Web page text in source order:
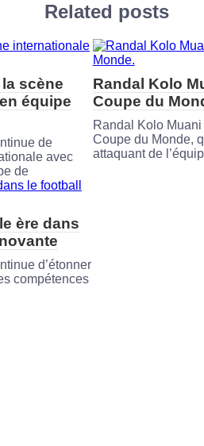
Related posts
scène
équipe
de
avec
de
Randal Kolo
Coupe du
Randal Kolo
Coupe du Monde,
attaquant de
ère dans
d’étonner
compétences